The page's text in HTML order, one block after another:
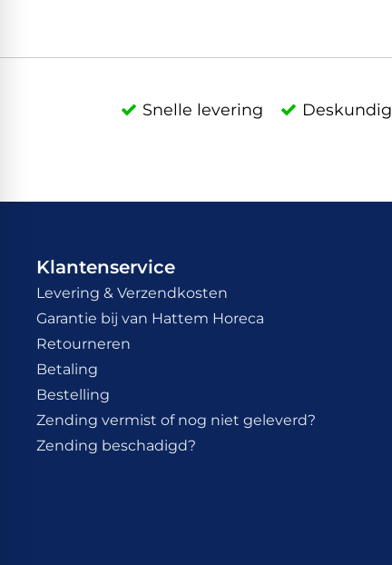
Snelle levering
Klantenservice
Levering & Verzendkosten
Garantie bij van Hattem Horeca
Retourneren
Betaling
Bestelling
Zending vermist of nog niet geleverd?
Zending beschadigd?